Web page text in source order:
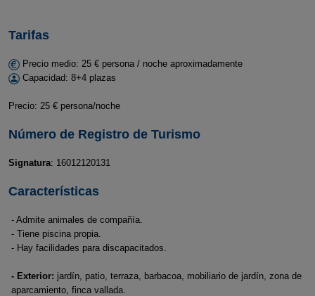
Tarifas
Precio medio: 25 € persona / noche aproximadamente
Capacidad: 8+4 plazas
Precio: 25 € persona/noche
Número de Registro de Turismo
Signatura: 16012120131
Características
- Admite animales de compañía.
- Tiene piscina propia.
- Hay facilidades para discapacitados.
- Exterior: jardín, patio, terraza, barbacoa, mobiliario de jardín, zona de
aparcamiento, finca vallada.